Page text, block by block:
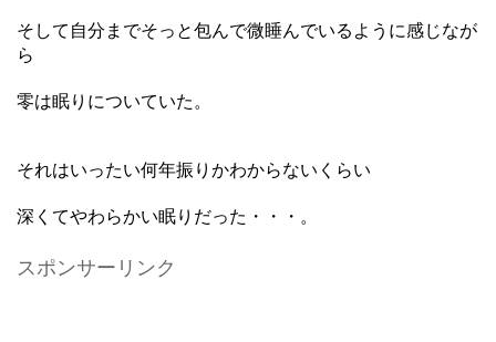
そして自分までそっと包んで微睡んでいるように感じなが
ら
零は眠りについていた。
それはいったい何年振りかわからないくらい
深くてやわらかい眠りだった・・・。
スポンサーリンク